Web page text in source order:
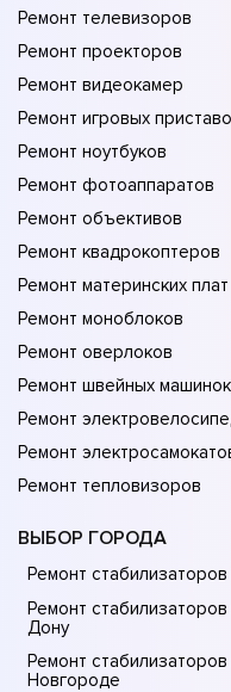
Ремонт телевизоров
Ремонт проекторов
Ремонт видеокамер
Ремонт игровых
Ремонт ноутбуков
Ремонт фотоаппаратов
Ремонт объективов
Ремонт квадрокоптеров
Ремонт материнских плат
Ремонт моноблоков
Ремонт оверлоков
Ремонт швейных машинок
Ремонт
Ремонт
Ремонт тепловизоров
ВЫБОР ГОРОДА
Ремонт
Ремонт
Донy
Ремонт
Новгороде